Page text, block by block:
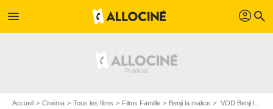
menu profil search
Accueil Cinéma Tous les films Films Famille Benji la malice VOD Benji la malice